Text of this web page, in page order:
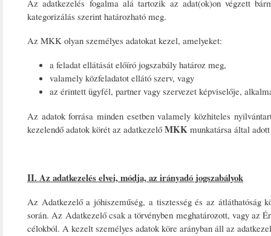
Az adatkezelés fogalma alá tartozik az adat(ok)on végzett
kategorizálás szerint határozható meg.
Az MKK olyan személyes adatokat kezel, amelyeket:
a feladat ellátását előíró jogszabály határoz meg,
valamely közfeladatot ellátó szerv, vagy
az érintett ügyfél, partner vagy szervezet képviselője,
Az adatok forrása minden esetben valamely közhiteles
kezelendő adatok körét az adatkezelőMKK munkatársa által
II. Az adatkezelés elvei, módja, az irányadó jogszabályok
Az Adatkezelő a jóhiszeműség, a tisztesség és az átláthatóság
során. Az Adatkezelő csak a törvényben meghatározott, vagy az
célokból. A kezelt személyes adatok köre arányban áll az